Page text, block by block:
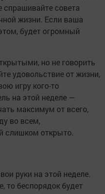
спрашивайте совета
жизни. Если ваша
будет огромный
но не говорить
удовольствие от жизни,
игру кого-то
на этой неделе —
максимум от всего,
во всем,
слишком открыто.
руки на этой неделе.
то беспорядок будет